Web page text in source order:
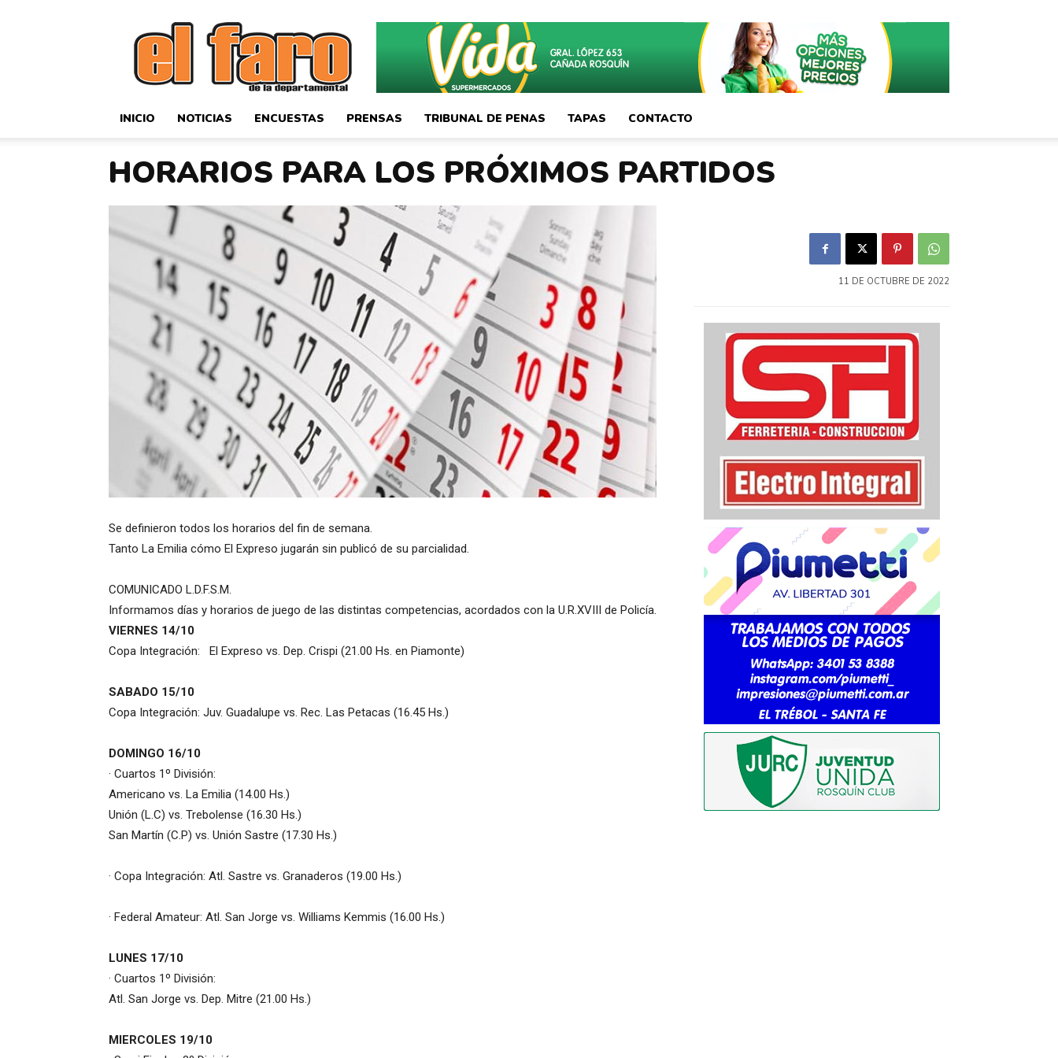
El
Faro
Deportivo
INICIO NOTICIAS ENCUESTAS PRENSAS TRIBUNAL DE PENAS TAPAS CONTACTO
HORARIOS PARA LOS PRÓXIMOS PARTIDOS
Se definieron todos los horarios del fin de semana.
Tanto La Emilia cómo El Expreso jugarán sin publicó de su parcialidad.
COMUNICADO L.D.F.S.M.
Informamos días y horarios de juego de las distintas competencias, acordados con la U.R.XVIII de Policía.
VIERNES 14/10
Copa Integración: El Expreso vs. Dep. Crispi (21.00 Hs. en Piamonte)
SABADO 15/10
Copa Integración: Juv. Guadalupe vs. Rec. Las Petacas (16.45 Hs.)
DOMINGO 16/10
· Cuartos 1º División:
Americano vs. La Emilia (14.00 Hs.)
Unión (L.C) vs. Trebolense (16.30 Hs.)
San Martín (C.P) vs. Unión Sastre (17.30 Hs.)
· Copa Integración: Atl. Sastre vs. Granaderos (19.00 Hs.)
· Federal Amateur: Atl. San Jorge vs. Williams Kemmis (16.00 Hs.)
LUNES 17/10
· Cuartos 1º División:
Atl. San Jorge vs. Dep. Mitre (21.00 Hs.)
MIERCOLES 19/10
11 DE OCTUBRE DE 2022